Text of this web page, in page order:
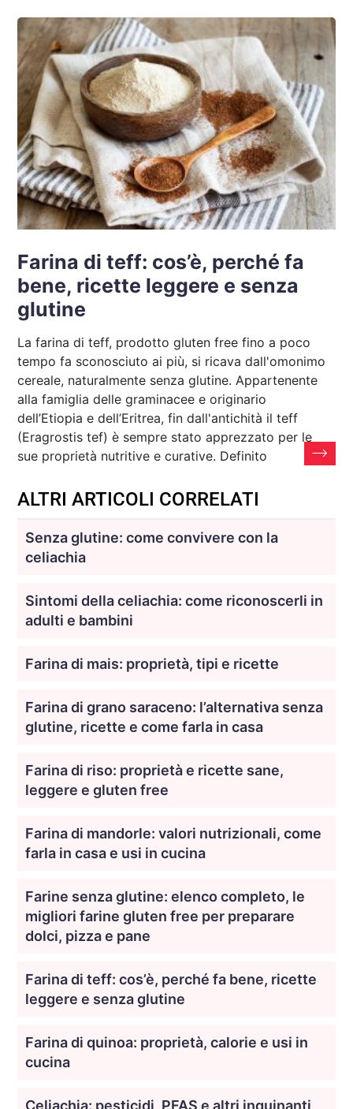
Farina di teff: cos’è, perché fa
bene, ricette leggere e senza
glutine
La farina di teff, prodotto gluten free fino a poco
tempo fa sconosciuto ai più, si ricava dall'omonimo
cereale, naturalmente senza glutine. Appartenente
alla famiglia delle graminacee e originario
dell’Etiopia e dell’Eritrea, fin dall'antichità il teff
(Eragrostis tef) è sempre stato apprezzato per le
sue proprietà nutritive e curative. Definito
ALTRI ARTICOLI CORRELATI
Senza glutine: come convivere con la
celiachia
Sintomi della celiachia: come riconoscerli in
adulti e bambini
Farina di mais: proprietà, tipi e ricette
Farina di grano saraceno: l’alternativa senza
glutine, ricette e come farla in casa
Farina di riso: proprietà e ricette sane,
leggere e gluten free
Farina di mandorle: valori nutrizionali, come
farla in casa e usi in cucina
Farine senza glutine: elenco completo, le
migliori farine gluten free per preparare
dolci, pizza e pane
Farina di teff: cos’è, perché fa bene, ricette
leggere e senza glutine
Farina di quinoa: proprietà, calorie e usi in
cucina
Celiachia: pesticidi, PFAS e altri inquinanti